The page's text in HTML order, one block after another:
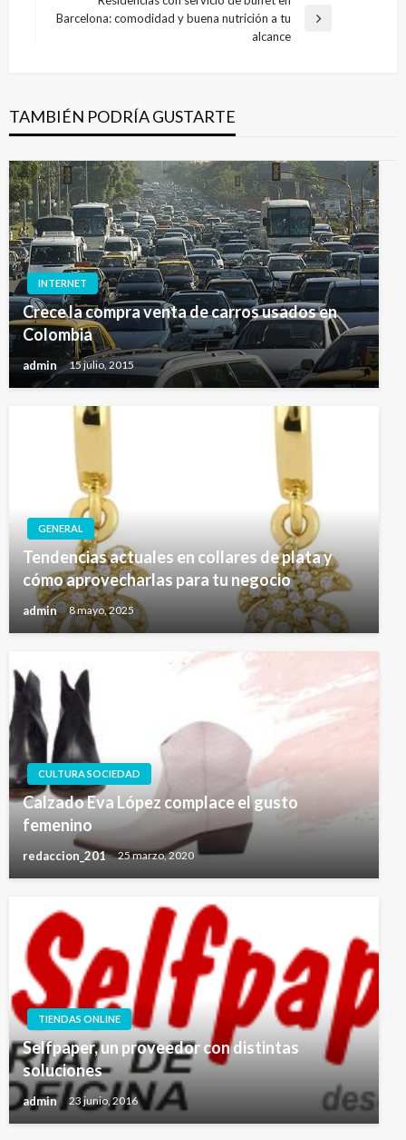
entradas
Entrada
Barcelona: comodidad y buena nutrición a tu
alcance
TAMBIÉN PODRÍA GUSTARTE
INTERNET
Crece la compra venta de carros usados en
Colombia
admin 15 julio, 2015
GENERAL
Tendencias actuales en collares de plata y
cómo aprovecharlas para tu negocio
admin 8 mayo, 2025
CULTURA SOCIEDAD
Calzado Eva López complace el gusto
femenino
redaccion_201 25 marzo, 2020
TIENDAS ONLINE
Selfpaper, un proveedor con distintas
soluciones
admin 23 junio, 2016